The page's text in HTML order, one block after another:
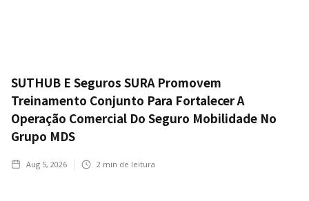
SUTHUB E Seguros SURA Promovem
Treinamento Conjunto Para Fortalecer A
Operação Comercial Do Seguro Mobilidade No
Grupo MDS
Aug 5, 2026 2 min de leitura